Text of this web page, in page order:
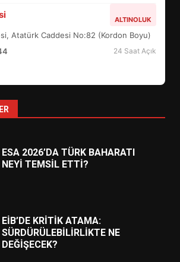
ALTINOLUK
Atatürk Caddesi No:82 (Kordon Boyu)
24 Saat Açık
YENİ YÖNETİM NASIL
ŞEKİLLENDİ?
HAREKETE GEÇİYOR: GÖZLER
ESA 2026’DA TÜRK BAHARATI
NEYİ TEMSİL ETTİ?
EİB’DE KRİTİK ATAMA:
SÜRDÜRÜLEBİLİRLİKTE NE
DEĞİŞECEK?